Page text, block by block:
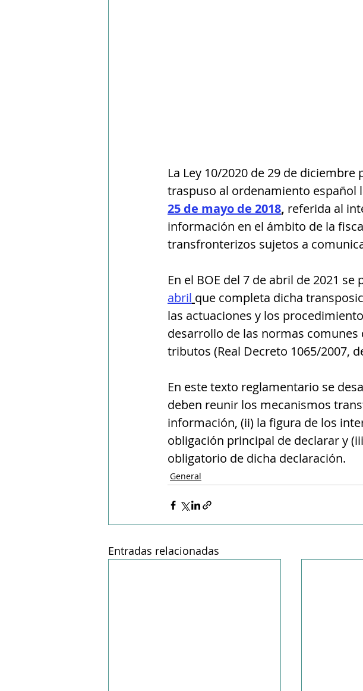
La Ley 10/2020 de 29 de
traspuso al ordenamiento español
25 de mayo de 2018, referida al
información en el ámbito de la
transfronterizos sujetos a
En el BOE del 7 de abril de 2021 se
abril que completa dicha
las actuaciones y los
desarrollo de las normas
tributos (Real Decreto 1065/2007,
En este texto reglamentario se
deben reunir los mecanismos
información, (ii) la figura de los
obligación principal de declarar y
obligatorio de dicha declaración.
General
Entradas relacionadas